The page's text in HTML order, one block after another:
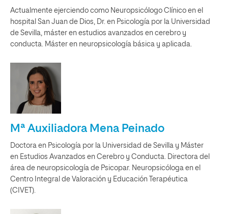
Actualmente ejerciendo como Neuropsicólogo Clínico en el
hospital San Juan de Dios, Dr. en Psicología por la Universidad
de Sevilla, máster en estudios avanzados en cerebro y
conducta. Máster en neuropsicología básica y aplicada.
Mª Auxiliadora Mena Peinado
Doctora en Psicología por la Universidad de Sevilla y Máster
en Estudios Avanzados en Cerebro y Conducta. Directora del
área de neuropsicología de Psicopar. Neuropsicóloga en el
Centro Integral de Valoración y Educación Terapéutica
(CIVET).